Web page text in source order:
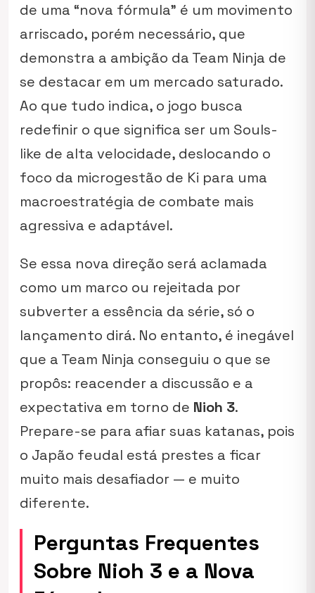
de uma “nova fórmula” é um movimento
arriscado, porém necessário, que
demonstra a ambição da Team Ninja de
se destacar em um mercado saturado.
Ao que tudo indica, o jogo busca
redefinir o que significa ser um Souls-
like de alta velocidade, deslocando o
foco da microgestão de Ki para uma
macroestratégia de combate mais
agressiva e adaptável.
Se essa nova direção será aclamada
como um marco ou rejeitada por
subverter a essência da série, só o
lançamento dirá. No entanto, é inegável
que a Team Ninja conseguiu o que se
propôs: reacender a discussão e a
expectativa em torno de Nioh 3.
Prepare-se para afiar suas katanas, pois
o Japão feudal está prestes a ficar
muito mais desafiador — e muito
diferente.
Perguntas Frequentes
Sobre Nioh 3 e a Nova